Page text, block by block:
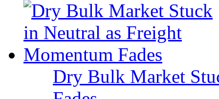
Dry Bulk Market